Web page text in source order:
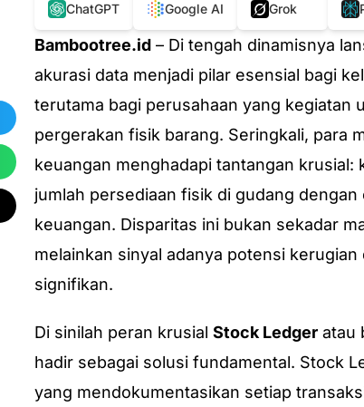
ChatGPT Google AI Grok
Bambootree.id– Di tengah dinamisnya
akurasi data menjadi pilar esensial bagi
terutama bagi perusahaan yang kegiatan
pergerakan fisik barang. Seringkali, para
keuangan menghadapi tantangan krusial:
jumlah persediaan fisik di gudang dengan
keuangan. Disparitas ini bukan sekadar
melainkan sinyal adanya potensi
signifikan.
Di sinilah peran krusial Stock Ledgeratau
hadir sebagai solusi fundamental. Stock
yang mendokumentasikan setiap